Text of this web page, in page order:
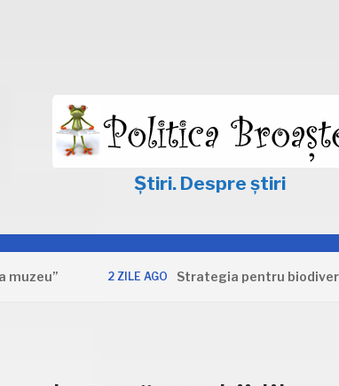
Știri. Despre știri
2 ZILE AGO Strategia pentru biodiversitate